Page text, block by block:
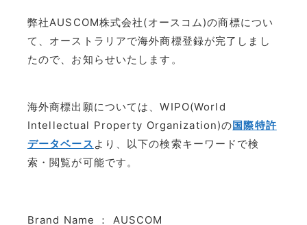
弊社AUSCOM株式会社(オースコム)の商標につい
て、オーストラリアで海外商標登録が完了しまし
たので、お知らせいたします。
海外商標出願については、WIPO(World
Intellectual Property Organization)の国際特許
データベース より、以下の検索キーワードで検
索・閲覧が可能です。
Brand Name ： AUSCOM